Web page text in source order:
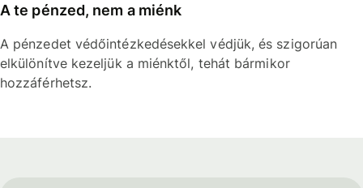
A te pénzed, nem a miénk
A pénzedet védőintézkedésekkel védjük, és szigorúan
elkülönítve kezeljük a miénktől, tehát bármikor
hozzáférhetsz.